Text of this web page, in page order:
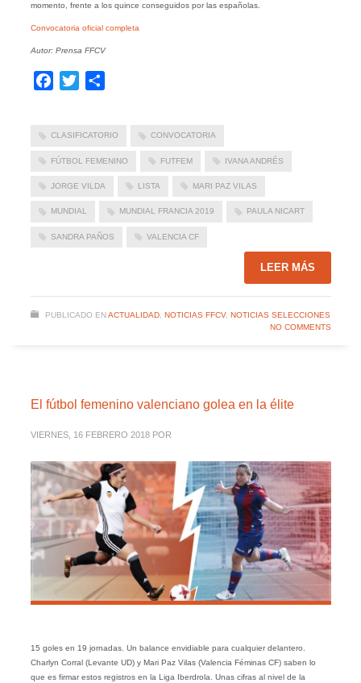
momento, frente a los quince conseguidos por las españolas.
Convocatoria oficial completa
Autor: Prensa FFCV
Facebook
Twitter
CLASIFICATORIO CONVOCATORIA
FÚTBOL FEMENINO FUTFEM IVANA ANDRÉS
JORGE VILDA LISTA MARI PAZ VILAS
MUNDIAL MUNDIAL FRANCIA 2019 PAULA NICART
SANDRA PAÑOS VALENCIA CF
LEER MÁS
PUBLICADO EN ACTUALIDAD, NOTICIAS FFCV, NOTICIAS SELECCIONES
NO COMMENTS
El fútbol femenino valenciano golea en la élite
VIERNES, 16 FEBRERO 2018 POR
15 goles en 19 jornadas. Un balance envidiable para cualquier delantero.
Charlyn Corral (Levante UD) y Mari Paz Vilas (Valencia Féminas CF) saben lo
que es firmar estos registros en la Liga Iberdrola. Unas cifras al nivel de la